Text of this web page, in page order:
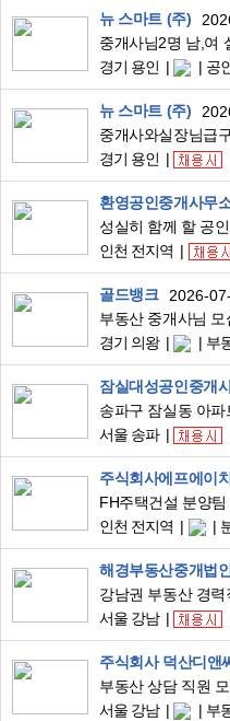
뉴 스마트 (주)
경기 용인
공
뉴 스마트 (주)
중개사와실장님급구
경기 용인
환영공인중개사무
인천 전지역
골드뱅크
2026-
부동산 중개사님 모
경기 의왕
부
잠실대성공인중개
서울 송파
주식회사에프에이
인천 전지역
해경부동산중개법인
서울 강남
주식회사 덕산디앤
부동산 상담 직원
서울 강남
부